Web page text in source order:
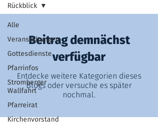
Alle
Veranstaltungen
Gottesdienste
Pfarrinfos
Stromberger
Wallfahrt
Pfarreirat
Kirchenvorstand
Rückblick
Beitrag demnächst
verfügbar
Entdecke weitere Kategorien dieses
Blogs oder versuche es später
nochmal.